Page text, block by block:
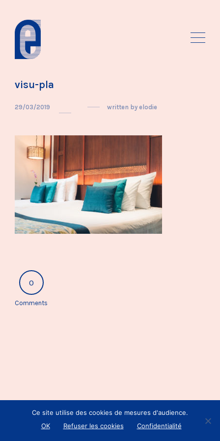
visu-pla
29/03/2019 written by elodie
0
Comments
Ce site utilise des cookies de mesures d'audience.
OK
Refuser les cookies Confidentialité